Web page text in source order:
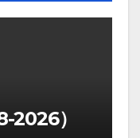
2026）